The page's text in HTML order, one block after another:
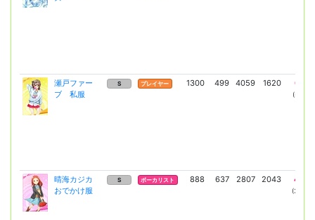
瀬戸ファー
ブ 私服
S プレイヤー 1300 499 4059 1620 6917
(5049)
晴海カジカ
おでかけ服
S ボーカリスト 888 637 2807 2043 4771
(3483)